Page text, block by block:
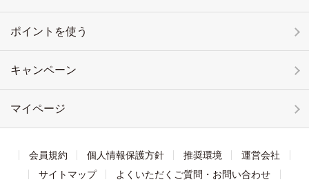
ポイントを使う
キャンペーン
マイページ
会員規約 個人情報保護方針 推奨環境
運営会社
サイトマップ
よくいただくご質問・お問い合わせ